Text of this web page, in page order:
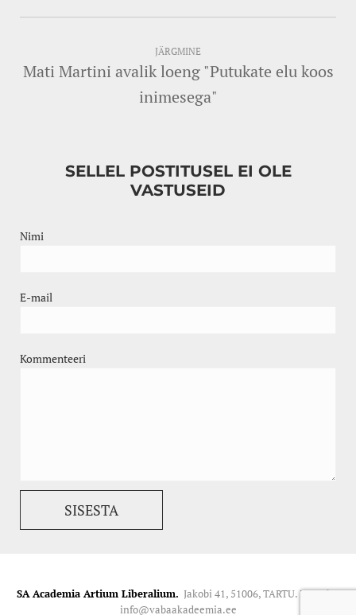
JÄRGMINE
Mati Martini avalik loeng "Putukate elu koos
inimesega"
SELLEL POSTITUSEL EI OLE
VASTUSEID
Nimi
E-mail
Kommenteeri
SA Academia Artium Liberalium. Jakobi 41, 51006, TARTU. Kontakt:
info@vabaakadeemia.ee